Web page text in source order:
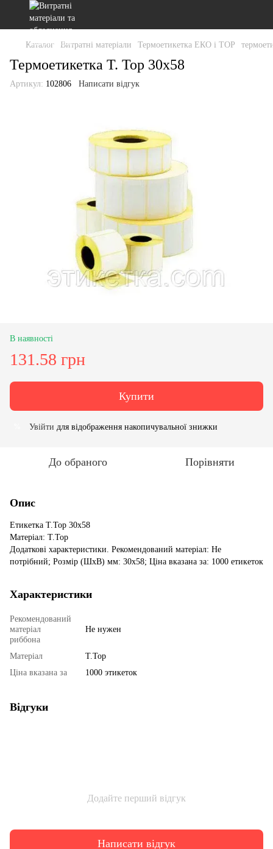
Каталог Витратні матеріали Термоетикетка ЕКО і ТОР
Термоетикетка T. Top 30x58
Артикул: 102806 Написати відгук
В наявності
131.58 грн
Купити
Увійти для відображення накопичувальної знижки
До обраного Порівняти
Опис
Етикетка T.Top 30x58
Матеріал: T.Top
Додаткові характеристики. Рекомендований матеріал: Не
потрібний; Розмір (ШхВ) мм: 30x58; Ціна вказана за: 1000 етикеток
Характеристики
Рекомендований
матеріал
риббона
Не нужен
Матеріал
T.Top
Ціна вказана за
1000 этикеток
Відгуки
Додайте перший відгук
Написати відгук